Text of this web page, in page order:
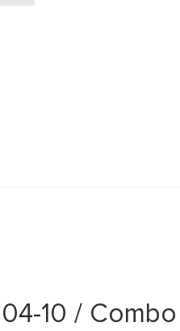
10 /